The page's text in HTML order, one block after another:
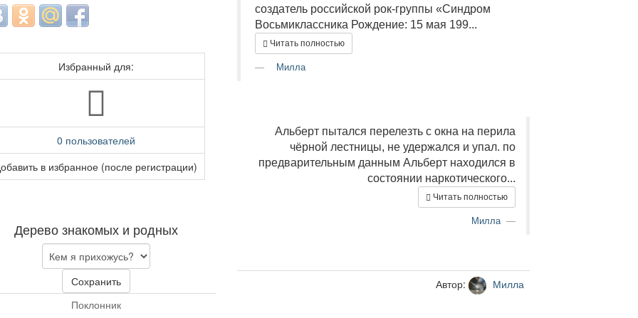
Избранный для:
0 пользователей
в избранное (после регистрации)
Дерево знакомых и родных
Сохранить
Поклонник
создатель российской рок-группы «Синдром
Восьмиклассника Рождение: 15 мая 199...
Читать полностью
Милла
Альберт пытался перелезть с окна на перила
чёрной лестницы, не удержался и упал. по
предварительным данным Альберт находился в
состоянии наркотического...
Читать полностью
Милла
Автор: Милла